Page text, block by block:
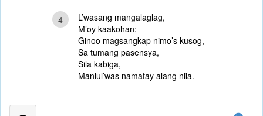
4
L’wasang mangalaglag,
M’oy kaakohan;
Ginoo magsangkap nimo’s kusog,
Sa tumang pasensya,
Sila kabiga,
Manlul’was namatay alang nila.